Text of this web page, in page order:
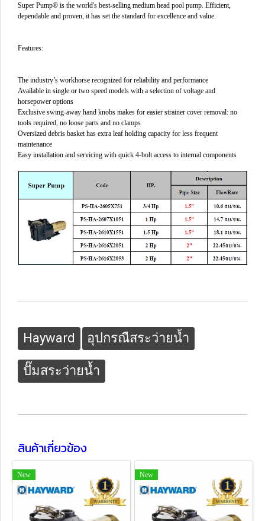
Super Pump® is the world's best-selling medium head pool pump. Efficient,
dependable and proven, it has set the standard for excellence and value.
Features:
The industry’s workhorse recognized for reliability and performance
Available in single or two speed models with a selection of voltage and
horsepower options
Exclusive swing-away hand knobs makes for easier strainer cover removal: no
tools required, no loose parts and no clamps
Oversized debris basket has extra leaf holding capacity for less frequent
maintenance
Easy installation and servicing with quick 4-bolt access to internal components
Hayward อุปกรณืสระว่ายน้ำ
ปั๊มสระว่ายน้ำ
สินค้าเกี่ยวข้อง
New New